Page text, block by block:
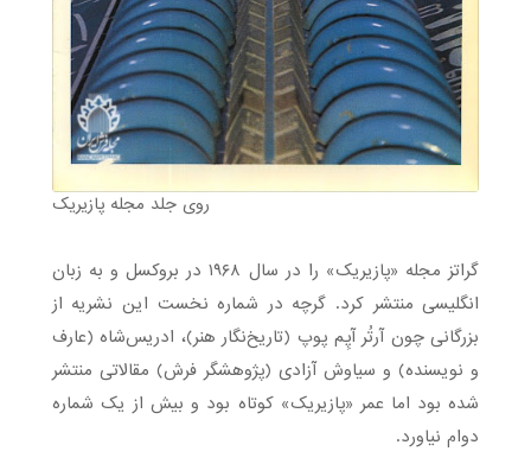
روی جلد مجله پازیریک
گراتز مجله «پازیریک» را در سال ۱۹۶۸ در بروکسل و به زبان
انگلیسی منتشر کرد. گرچه در شماره نخست این نشریه از
بزرگانی چون آرتُر آپِم پوپ (تاریخ‌نگار هنر)، ادریس‌شاه (عارف
و نویسنده) و سیاوش آزادی (پژوهشگر فرش) مقالاتی منتشر
شده بود اما عمر «پازیریک» کوتاه بود و بیش از یک شماره
دوام نیاورد.